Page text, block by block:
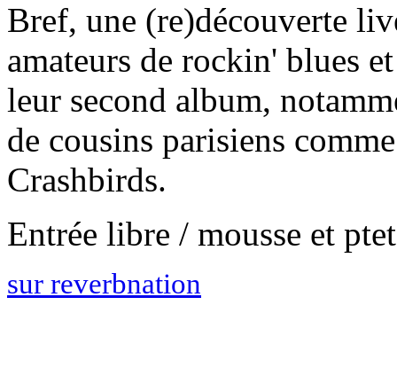
Bref, une (re)découverte
amateurs de rockin' blues
leur second album,
de cousins parisiens
Crashbirds.
Entrée libre / mousse et
sur reverbnation